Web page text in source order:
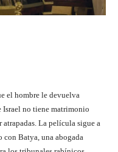
el hombre le devuelva
Israel no tiene matrimonio
La película sigue a
con Batya, una abogada